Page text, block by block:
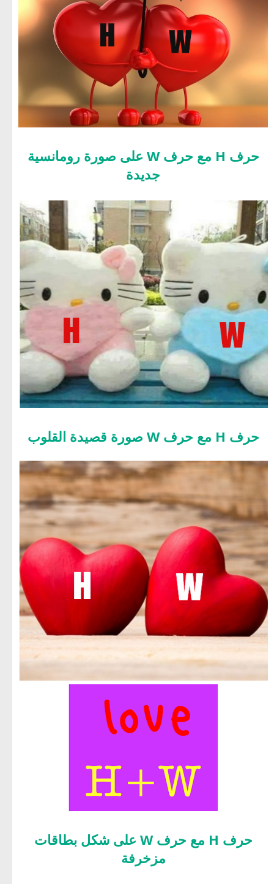
حرف H مع حرف W على صورة رومانسية
جديدة
حرف H مع حرف W صورة قصيدة القلوب
حرف H مع حرف W على شكل بطاقات
مزخرفة